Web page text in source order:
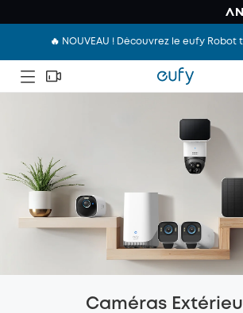
🔥 NOUVEAU ! Découvrez le eufy Robot
Caméras